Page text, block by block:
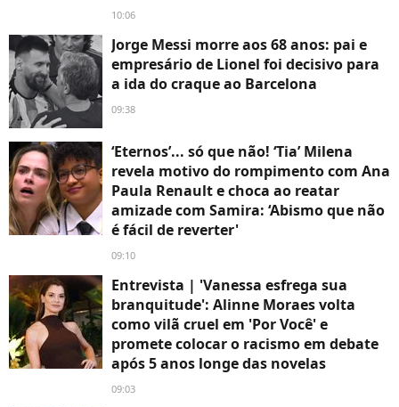
10:06
Jorge Messi morre aos 68 anos: pai e
empresário de Lionel foi decisivo para
a ida do craque ao Barcelona
09:38
‘Eternos’... só que não! ‘Tia’ Milena
revela motivo do rompimento com Ana
Paula Renault e choca ao reatar
amizade com Samira: ‘Abismo que não
é fácil de reverter'
09:10
Entrevista | 'Vanessa esfrega sua
branquitude': Alinne Moraes volta
como vilã cruel em 'Por Você' e
promete colocar o racismo em debate
após 5 anos longe das novelas
09:03